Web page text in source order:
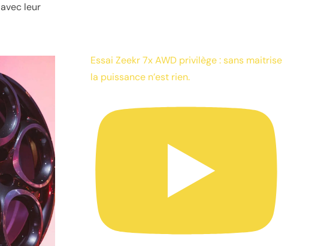
leur
Essai Zeekr 7x AWD privilège : sans maitrise
la puissance n’est rien.